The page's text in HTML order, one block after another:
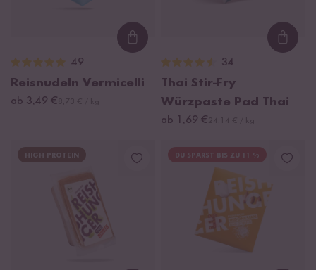
Loading...
49
Reisnudeln Vermicelli
ab 3,49 €
34
Thai Stir-Fry
Würzpaste Pad Thai
ab 1,69 €
HIGH PROTEIN DU SPARST BIS ZU 11 %